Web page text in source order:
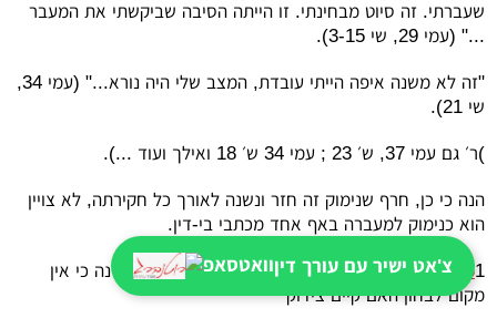
שעברתי. זה סיוט מבחינתי. זו הייתה הסיבה שביקשתי את המעבר
..." (עמי 29, שי 3-15).
"זה לא משנה איפה הייתי עובדת, המצב שלי היה נורא..." (עמי 34,
שי 21).
)ר׳ גם עמי 37, ש׳ 23 ; עמי 34 ש׳ 18 ואילך ועוד ...).
הנה כי כן, חרף שנימוק זה חזר ונשנה לאורך כל חקירתה, לא צויין
הוא כנימוק למעברה באף אחד מכתבי בי-דין.
6
1. אכן גישת הפסיקה, כטענת ב״כ האם בסיכומיו, הינה כי אין
מקום לבחון האם קיים צידוק
צ'אט ישיר עם עורך דין